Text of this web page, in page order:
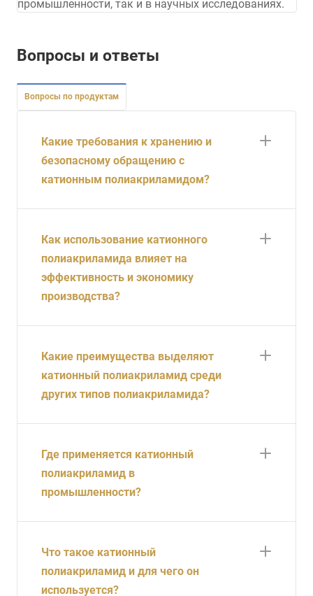
промышленности, так и в научных исследованиях.
Вопросы и ответы
Вопросы по продуктам
Какие требования к хранению и
безопасному обращению с
катионным полиакриламидом?
Как использование катионного
полиакриламида влияет на
эффективность и экономику
производства?
Какие преимущества выделяют
катионный полиакриламид среди
других типов полиакриламида?
Где применяется катионный
полиакриламид в
промышленности?
Что такое катионный
полиакриламид и для чего он
используется?